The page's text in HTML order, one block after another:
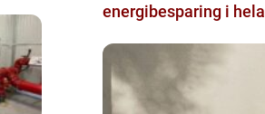
energibesparing i hela